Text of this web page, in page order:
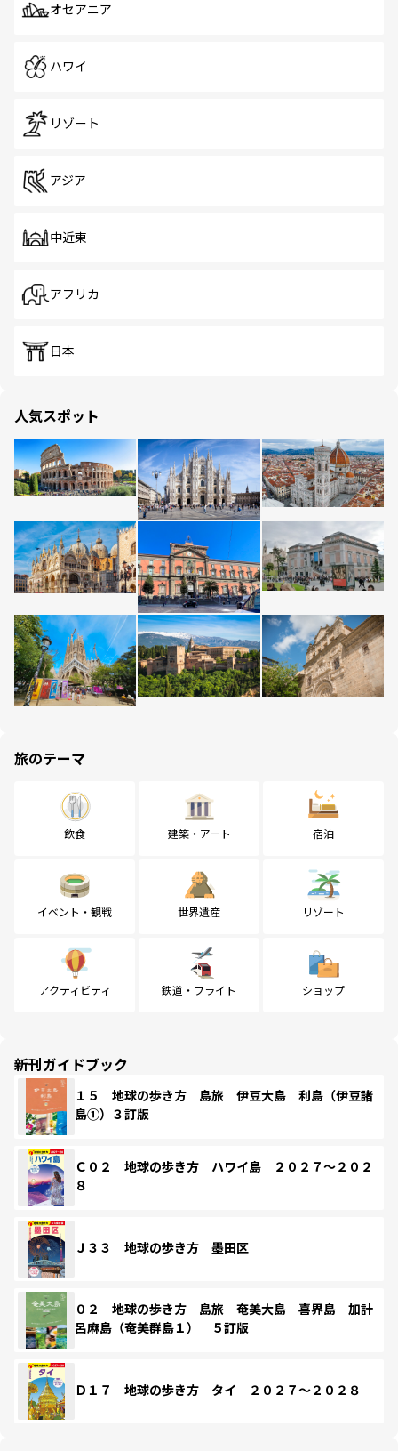
オセアニア
ハワイ
リゾート
アジア
中近東
アフリカ
日本
人気スポット
旅のテーマ
飲食 建築・アート 宿泊
イベント・観戦 世界遺産 リゾート
アクティビティ 鉄道・フライト ショップ
新刊ガイドブック
１５ 地球の歩き方 島旅 伊豆大島 利島（伊豆諸
島①）３訂版
Ｃ０２ 地球の歩き方 ハワイ島 ２０２７～２０２
８
Ｊ３３ 地球の歩き方 墨田区
０２ 地球の歩き方 島旅 奄美大島 喜界島 加計
呂麻島（奄美群島１） ５訂版
Ｄ１７ 地球の歩き方 タイ ２０２７～２０２８